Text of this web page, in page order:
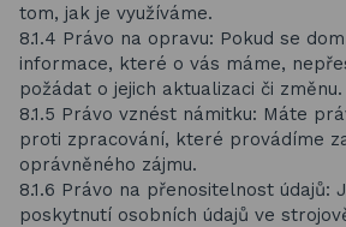
tom, jak je využíváme.
8.1.4 Právo na opravu: Pokud se
informace, které o vás máme,
požádat o jejich aktualizaci či změnu.
8.1.5 Právo vznést námitku: Máte
proti zpracování, které provádíme
oprávněného zájmu.
8.1.6 Právo na přenositelnost údajů:
poskytnutí osobních údajů ve